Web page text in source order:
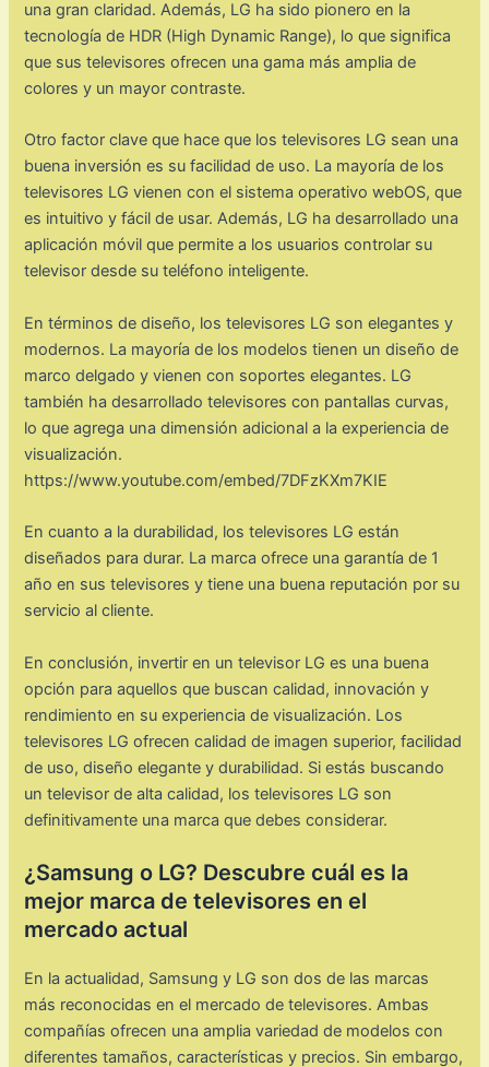
una gran claridad. Además, LG ha sido pionero en la
tecnología de HDR (High Dynamic Range), lo que significa
que sus televisores ofrecen una gama más amplia de
colores y un mayor contraste.
Otro factor clave que hace que los televisores LG sean una
buena inversión es su facilidad de uso. La mayoría de los
televisores LG vienen con el sistema operativo webOS, que
es intuitivo y fácil de usar. Además, LG ha desarrollado una
aplicación móvil que permite a los usuarios controlar su
televisor desde su teléfono inteligente.
En términos de diseño, los televisores LG son elegantes y
modernos. La mayoría de los modelos tienen un diseño de
marco delgado y vienen con soportes elegantes. LG
también ha desarrollado televisores con pantallas curvas,
lo que agrega una dimensión adicional a la experiencia de
visualización.
https://www.youtube.com/embed/7DFzKXm7KIE
En cuanto a la durabilidad, los televisores LG están
diseñados para durar. La marca ofrece una garantía de 1
año en sus televisores y tiene una buena reputación por su
servicio al cliente.
En conclusión, invertir en un televisor LG es una buena
opción para aquellos que buscan calidad, innovación y
rendimiento en su experiencia de visualización. Los
televisores LG ofrecen calidad de imagen superior, facilidad
de uso, diseño elegante y durabilidad. Si estás buscando
un televisor de alta calidad, los televisores LG son
definitivamente una marca que debes considerar.
¿Samsung o LG? Descubre cuál es la
mejor marca de televisores en el
mercado actual
En la actualidad, Samsung y LG son dos de las marcas
más reconocidas en el mercado de televisores. Ambas
compañías ofrecen una amplia variedad de modelos con
diferentes tamaños, características y precios. Sin embargo,